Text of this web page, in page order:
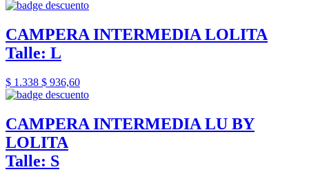
CAMPERA INTERMEDIA LOLITA
Talle: L
$ 1.338 $ 936,60
CAMPERA INTERMEDIA LU BY
LOLITA
Talle: S